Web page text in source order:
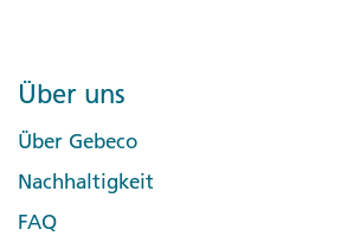
Über uns
Über Gebeco
Nachhaltigkeit
FAQ